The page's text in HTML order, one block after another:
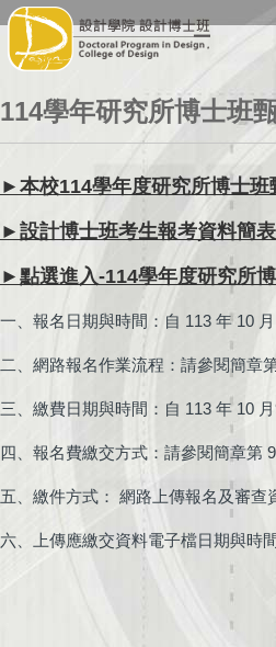
114學年研究所博士班
► 本校114學年度研究所博士
► 設計博士班考生報考資料簡表
►點選進入-114學年度研究所
一、報名日期與時間：自 113 年 10
二、網路報名作業流程：請參閱簡章
三、繳費日期與時間：自 113 年 10
四、報名費繳交方式：請參閱簡章第
五、繳件方式： 網路上傳報名及審查
六、上傳應繳交資料電子檔日期與時